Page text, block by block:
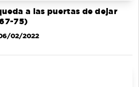
a las puertas de dejar
75)
02/2022